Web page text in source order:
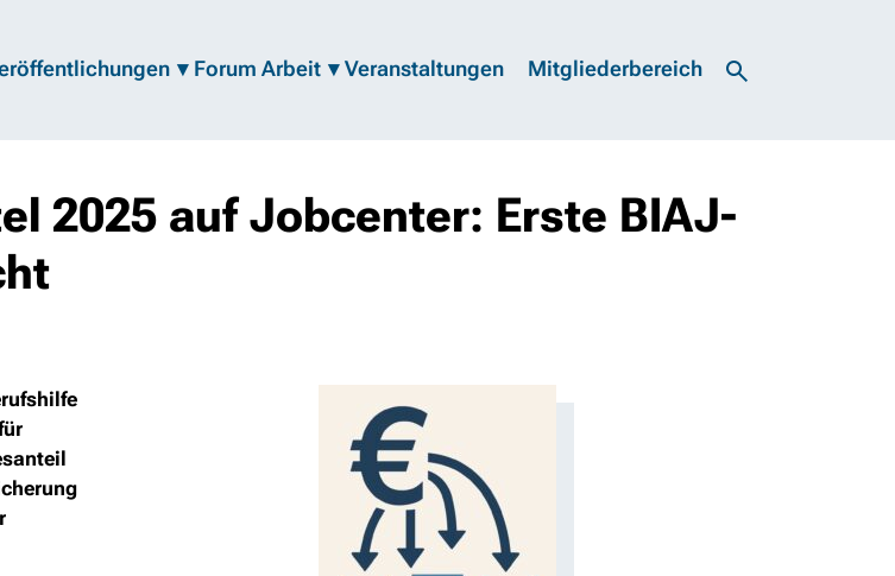
Forum Arbeit Veranstaltungen Mitgliederbereich
2025 auf Jobcenter: Erste BIAJ-